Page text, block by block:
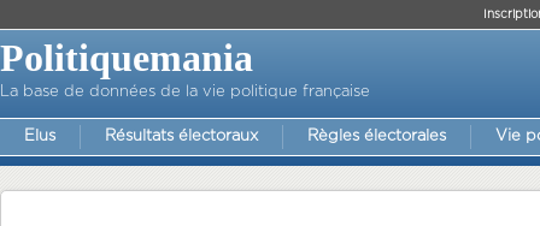
Politiquemania
La base de données de la vie politique française
Elus Résultats électoraux Règles électorales Vie